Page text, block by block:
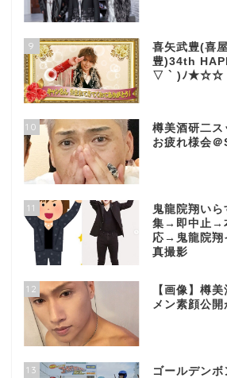
9
喜矢武豊(喜
豊)34th
▽ ` )ﾉ★☆☆
10
樽美酒研二
お疲れ様会
11
鬼龍院翔い
集→即中止→
応→鬼龍院翔
真撮影
12
【画像】樽
メン素顔公
13
ゴールデン